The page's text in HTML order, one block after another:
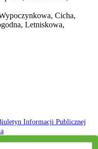
Cicha,
Letniskowa,
Informacji Publicznej